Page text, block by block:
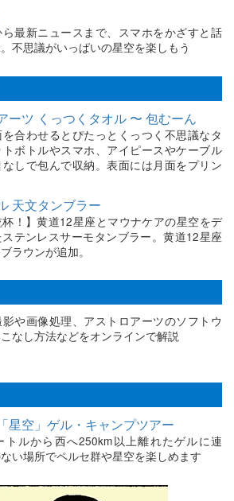
最新ニュースまで、スマホをかざすと話
不思議がいっぱいの星空を楽しもう
ーツ くっつくタオル 〜 包むーん
合わせるとぴたっとくっつく不思議なタ
ボトルやスマホ、アイピースやケーブル
しで包んで収納。表面には月面をプリン
天文タンブラー
杯！】黄道12星座とマウナケアの星空をデ
テンレスサーモタンブラー。黄道12星座
ラウンが追加。
や画像処理、アストロアーツのソフトウ
なし方法などをオンラインで解説
星空」ゲル・キャンプツアー
トルから西へ250km以上離れたゲルに連
い場所でペルセ群や星空を楽しめます